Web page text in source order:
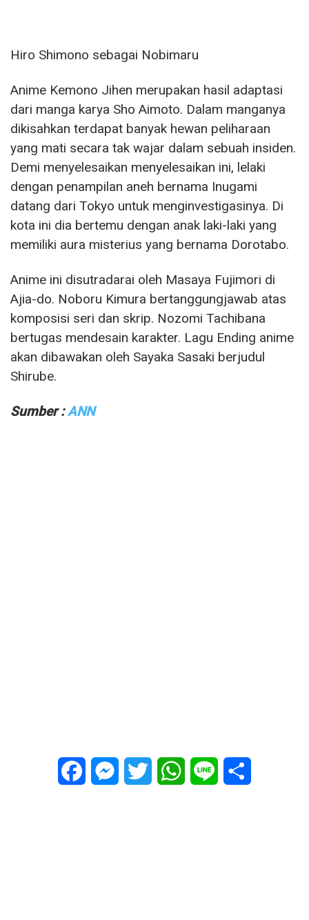
Hiro Shimono sebagai Nobimaru
Anime Kemono Jihen merupakan hasil adaptasi
dari manga karya Sho Aimoto. Dalam manganya
dikisahkan terdapat banyak hewan peliharaan
yang mati secara tak wajar dalam sebuah insiden.
Demi menyelesaikan menyelesaikan ini, lelaki
dengan penampilan aneh bernama Inugami
datang dari Tokyo untuk menginvestigasinya. Di
kota ini dia bertemu dengan anak laki-laki yang
memiliki aura misterius yang bernama Dorotabo.
Anime ini disutradarai oleh Masaya Fujimori di
Ajia-do. Noboru Kimura bertanggungjawab atas
komposisi seri dan skrip. Nozomi Tachibana
bertugas mendesain karakter. Lagu Ending anime
akan dibawakan oleh Sayaka Sasaki berjudul
Shirube.
Sumber :ANN
FacebookMessenger
Twitter WhatsApp
Line